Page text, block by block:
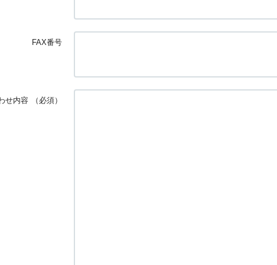
FAX番号
せ内容 （必須）